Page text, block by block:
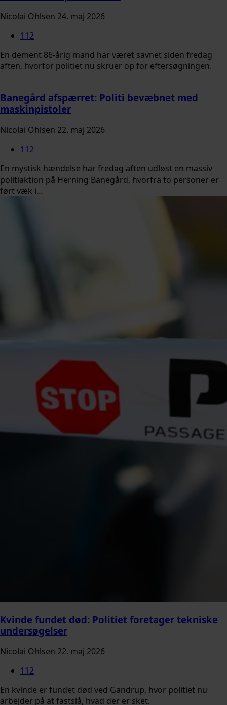
Nicolai Ohlsen 24. maj 2026
112
En dement 86-årig mand har været savnet siden fredag
aften, hvorfor politiet nu skruer op for eftersøgningen.
Banegård afspærret: Politi bevæbnet med
maskinpistoler
Nicolai Ohlsen 22. maj 2026
112
En mystisk hændelse har fredag aften udløst en massiv
politiaktion på Herning Banegård, hvorfra to personer er
ført væk i…
Kvinde fundet død: Politiet foretager tekniske
undersøgelser
Nicolai Ohlsen 22. maj 2026
112
En kvinde er fundet død ved Gandrup, hvor politiet nu
arbejder på at fastslå, hvad der er sket.